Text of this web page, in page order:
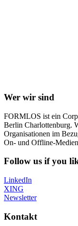
Wer wir sind
FORMLOS ist ein
Berlin Charlottenburg.
Organisationen im
On- und Offline-
Follow us if you
LinkedIn
XING
Newsletter
Kontakt